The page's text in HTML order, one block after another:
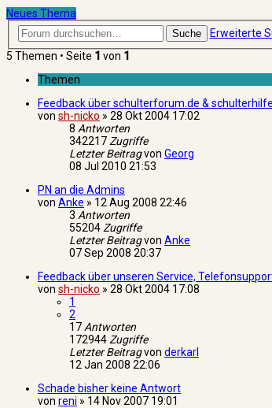
Neues Thema
Suche
Erweiterte
5 Themen • Seite 1 von 1
Themen
Feedback über schulterforum.de &
von sh-nicko » 28 Okt 2004 17:02
8 Antworten
342217Zugriffe
Letzter Beitragvon Georg
08 Jul 2010 21:53
PN an die Admins
von Anke » 12 Aug 2008 22:46
3 Antworten
55204Zugriffe
Letzter Beitragvon Anke
07 Sep 2008 20:37
Feedback über unseren Service,
von sh-nicko » 28 Okt 2004 17:08
1
2
17Antworten
172944Zugriffe
Letzter Beitragvon derkarl
12 Jan 2008 22:06
Schade bisher keine Antwort
von reni » 14 Nov 2007 19:01